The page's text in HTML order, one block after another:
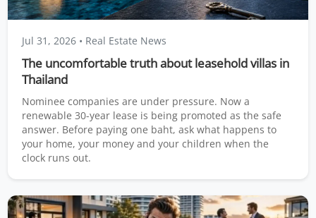
Jul 31, 2026 • Real Estate News
The uncomfortable truth about leasehold villas in
Thailand
Nominee companies are under pressure. Now a
renewable 30-year lease is being promoted as the safe
answer. Before paying one baht, ask what happens to
your home, your money and your children when the
clock runs out.